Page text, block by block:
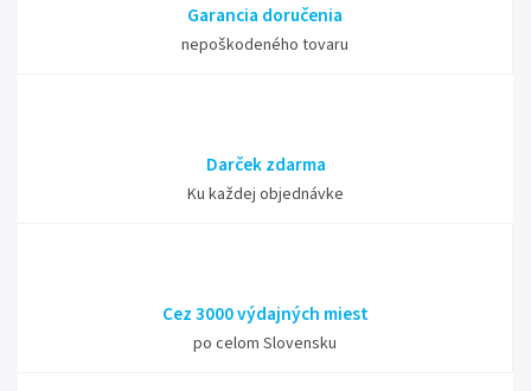
Garancia doručenia
nepoškodeného tovaru
Darček zdarma
Ku každej objednávke
Cez 3000 výdajných miest
po celom Slovensku